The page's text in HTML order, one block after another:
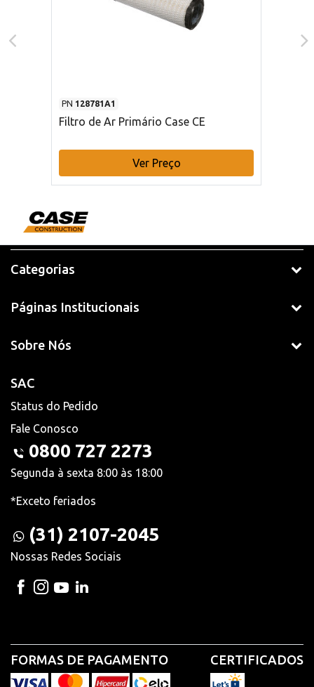
PN 128781A1
Filtro de Ar Primário Case CE
Ver Preço
Categorias
Páginas Institucionais
Sobre Nós
SAC
Status do Pedido
Fale Conosco
0800 727 2273
Segunda à sexta 8:00 às 18:00
*Exceto feriados
(31) 2107-2045
Nossas Redes Sociais
FORMAS DE PAGAMENTO CERTIFICADOS